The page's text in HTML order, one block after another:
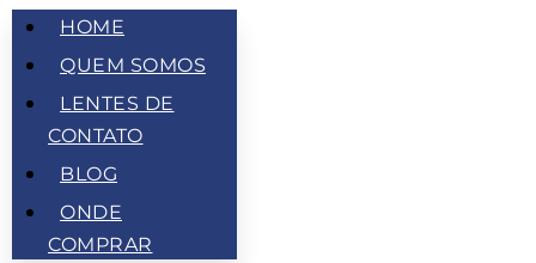
HOME
QUEM SOMOS
LENTES DE
CONTATO
BLOG
ONDE
COMPRAR